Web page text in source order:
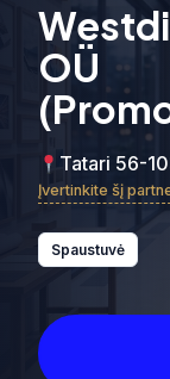
OÜ
Tatari 56-
Įvertinkite šį
Spaustuvė